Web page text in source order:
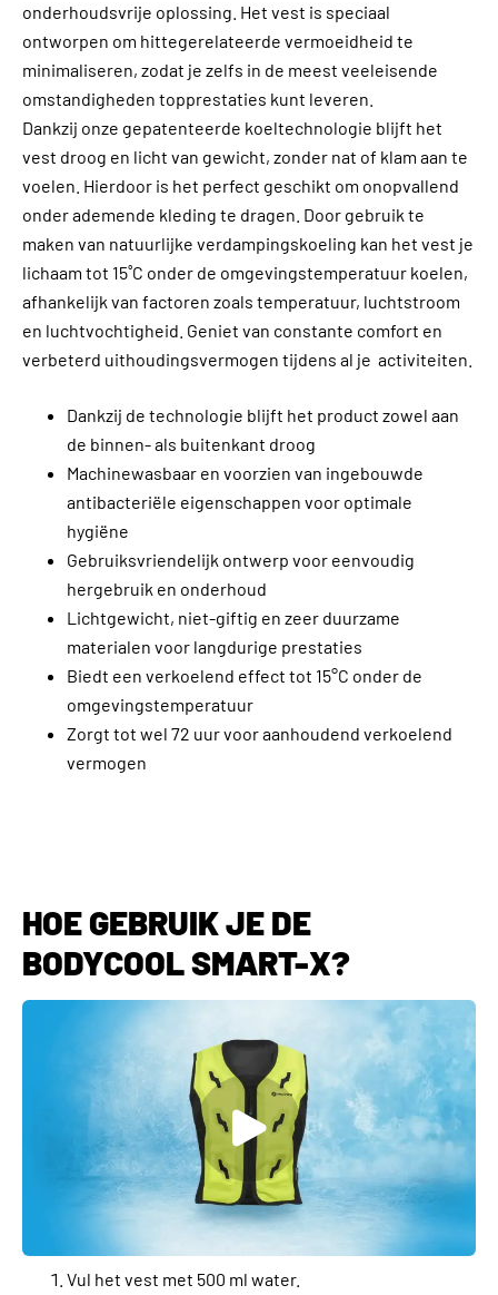
onderhoudsvrije oplossing. Het vest is speciaal
ontworpen om hittegerelateerde vermoeidheid te
minimaliseren, zodat je zelfs in de meest veeleisende
omstandigheden topprestaties kunt leveren.
Dankzij onze gepatenteerde koeltechnologie blijft het
vest droog en licht van gewicht, zonder nat of klam aan te
voelen. Hierdoor is het perfect geschikt om onopvallend
onder ademende kleding te dragen. Door gebruik te
maken van natuurlijke verdampingskoeling kan het vest je
lichaam tot 15˚C onder de omgevingstemperatuur koelen,
afhankelijk van factoren zoals temperatuur, luchtstroom
en luchtvochtigheid. Geniet van constante comfort en
verbeterd uithoudingsvermogen tijdens al je activiteiten.
Dankzij de technologie blijft het product zowel aan
de binnen- als buitenkant droog
Machinewasbaar en voorzien van ingebouwde
antibacteriële eigenschappen voor optimale
hygiëne
Gebruiksvriendelijk ontwerp voor eenvoudig
hergebruik en onderhoud
Lichtgewicht, niet-giftig en zeer duurzame
materialen voor langdurige prestaties
Biedt een verkoelend effect tot 15°C onder de
omgevingstemperatuur
Zorgt tot wel 72 uur voor aanhoudend verkoelend
vermogen
HOE GEBRUIK JE DE
BODYCOOL SMART-X?
Vul het vest met 500 ml water.